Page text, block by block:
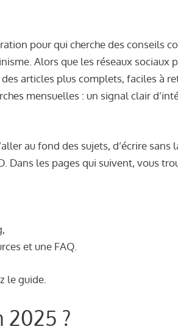
pour qui cherche des conseils
Alors que les réseaux sociaux
articles plus complets, faciles à
mensuelles : un signal clair
au fond des sujets, d’écrire sans
Dans les pages qui suivent, vous
et une FAQ.
le guide.
2025 ?